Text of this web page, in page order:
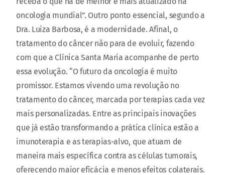
oncologia mundial”. Outro ponto essencial, segundo a
Dra. Luiza Barbosa, é a modernidade. Afinal, o
tratamento do câncer não para de evoluir, fazendo
com que a Clínica Santa Maria acompanhe de perto
essa evolução. “O futuro da oncologia é muito
promissor. Estamos vivendo uma revolução no
tratamento do câncer, marcada por terapias cada vez
mais personalizadas. Entre as principais inovações
que já estão transformando a prática clínica estão a
imunoterapia e as terapias-alvo, que atuam de
maneira mais específica contra as células tumorais,
oferecendo maior eficácia e menos efeitos colaterais.